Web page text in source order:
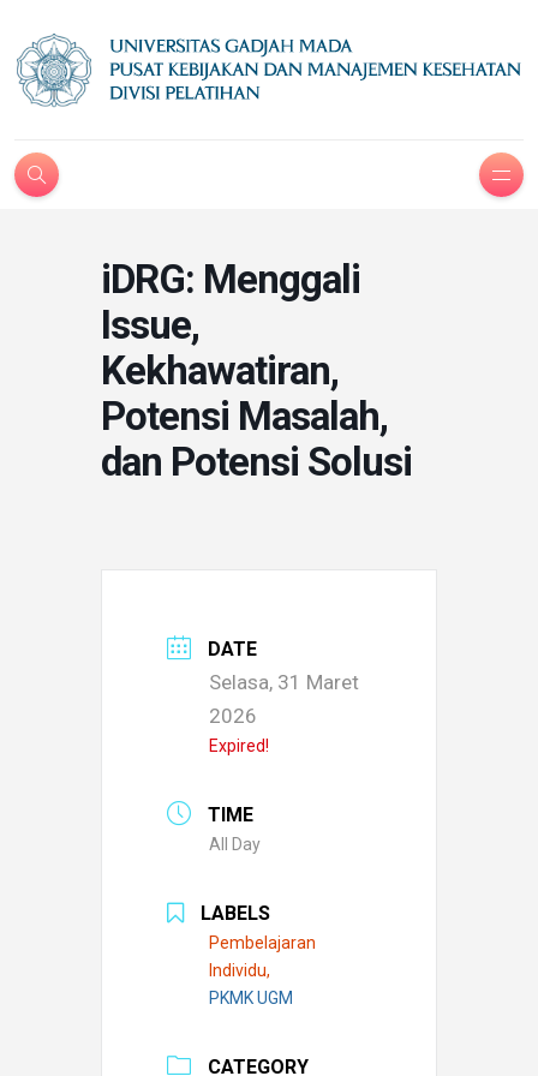
iDRG: Menggali
Issue,
Kekhawatiran,
Potensi Masalah,
dan Potensi Solusi
DATE
Selasa, 31 Maret
2026
Expired!
TIME
All Day
LABELS
Pembelajaran
Individu,
PKMK UGM
CATEGORY